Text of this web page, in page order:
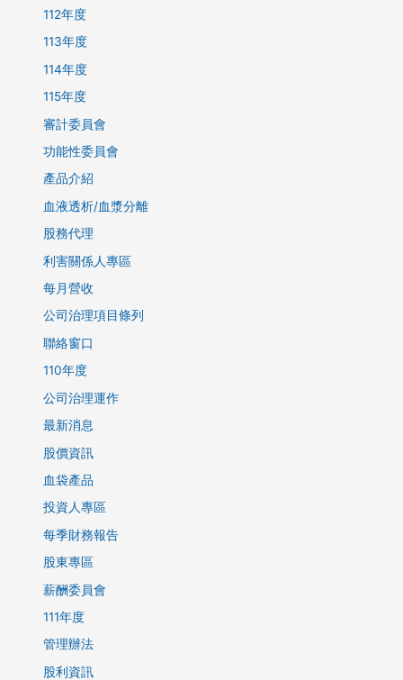
112年度
113年度
114年度
115年度
審計委員會
功能性委員會
產品介紹
血液透析/血漿分離
股務代理
利害關係人專區
每月營收
公司治理項目條列
聯絡窗口
110年度
公司治理運作
最新消息
股價資訊
血袋產品
投資人專區
每季財務報告
股東專區
薪酬委員會
111年度
管理辦法
股利資訊